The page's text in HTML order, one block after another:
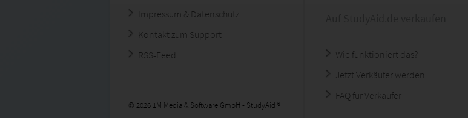
Impressum & Datenschutz
Kontakt zum Support
RSS-Feed
© 2026 1M Media & Software GmbH - StudyAid ®
Wie funktioniert das?
Jetzt Verkäufer werden
FAQ für Verkäufer